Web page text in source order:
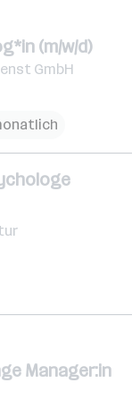
(m/w/d)
GmbH
Manager:in